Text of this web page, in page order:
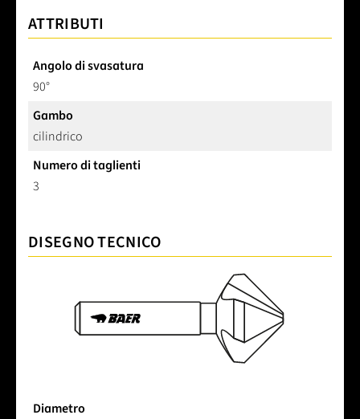
ATTRIBUTI
Angolo di svasatura
90°
Gambo
cilindrico
Numero di taglienti
3
DISEGNO TECNICO
Diametro